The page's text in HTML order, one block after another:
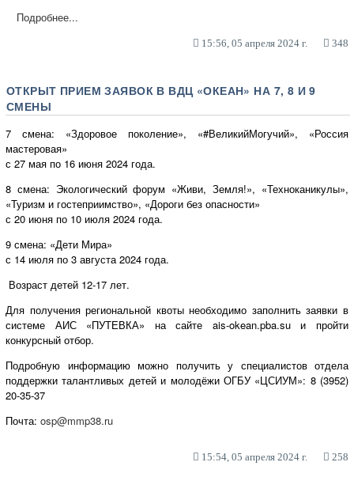
Подробнее...
15:56, 05 апреля 2024 г. 348
ОТКРЫТ ПРИЕМ ЗАЯВОК В ВДЦ «ОКЕАН» НА 7, 8 И 9
СМЕНЫ
7 смена: «Здоровое поколение», «#ВеликийМогучий», «Россия
мастеровая»
с 27 мая по 16 июня 2024 года.
8 смена: Экологический форум «Живи, Земля!», «Техноканикулы»,
«Туризм и гостеприимство», «Дороги без опасности»
с 20 июня по 10 июля 2024 года.
9 смена: «Дети Мира»
с 14 июля по 3 августа 2024 года.
Возраст детей 12-17 лет.
Для получения региональной квоты необходимо заполнить заявки в
системе АИС «ПУТЕВКА» на сайте ais-okean.pba.su и пройти
конкурсный отбор.
Подробную информацию можно получить у специалистов отдела
поддержки талантливых детей и молодёжи ОГБУ «ЦСИУМ»: 8 (3952)
20-35-37
Почта: osp@mmp38.ru
15:54, 05 апреля 2024 г. 258